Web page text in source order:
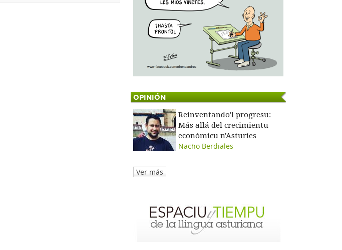
OPINIÓN
Reinventando'l progresu:
Más allá del crecimientu
económicu n'Asturies
Nacho Berdiales
Ver más